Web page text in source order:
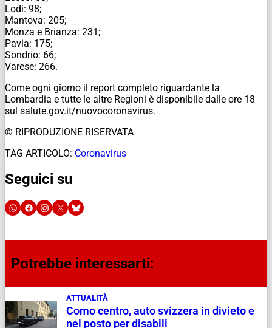
Lodi: 98;
Mantova: 205;
Monza e Brianza: 231;
Pavia: 175;
Sondrio: 66;
Varese: 266.
Come ogni giorno il report completo riguardante la
Lombardia e tutte le altre Regioni è disponibile dalle ore 18
sul salute.gov.it/nuovocoronavirus.
© RIPRODUZIONE RISERVATA
TAG ARTICOLO: Coronavirus
Seguici su
Potrebbe interessarti:
ATTUALITÀ
Como centro, auto svizzera in divieto e
nel posto per disabili